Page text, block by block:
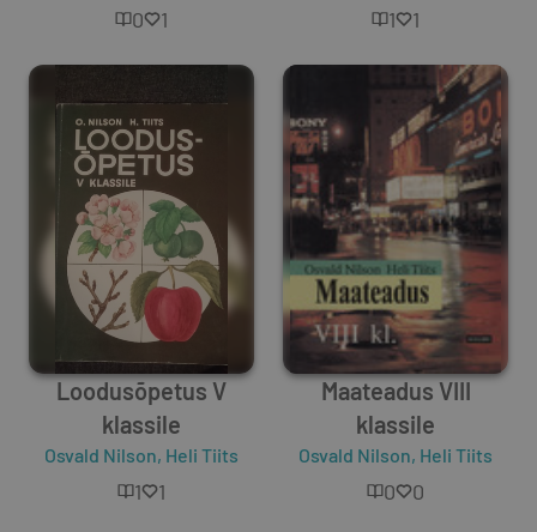
0 1 1 1
Loodusõpetus V
klassile
Osvald Nilson, Heli Tiits
1 1
Maateadus VIII
klassile
Osvald Nilson, Heli Tiits
0 0